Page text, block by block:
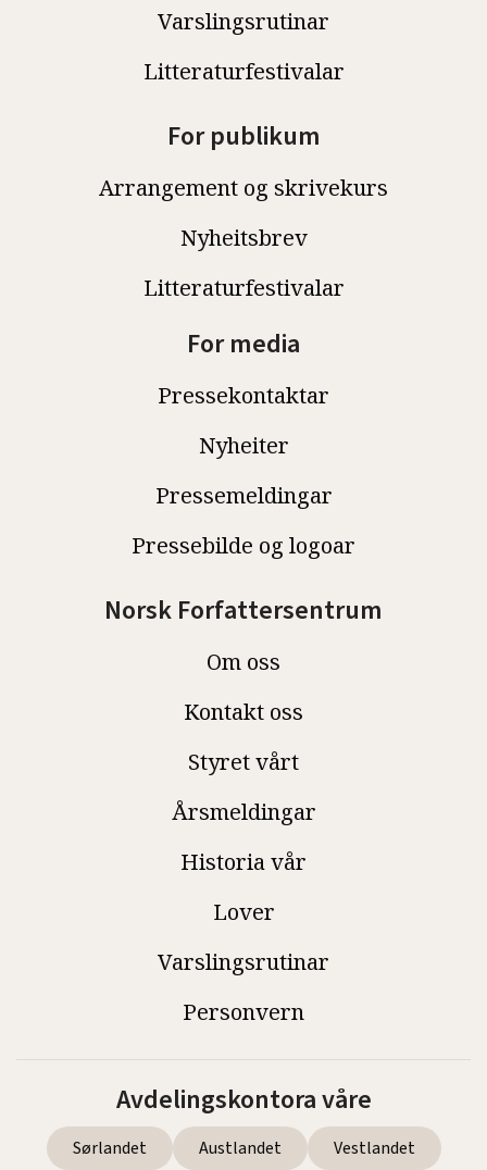
Varslingsrutinar
Litteraturfestivalar
For publikum
Arrangement og skrivekurs
Nyheitsbrev
Litteraturfestivalar
For media
Pressekontaktar
Nyheiter
Pressemeldingar
Pressebilde og logoar
Norsk Forfattersentrum
Om oss
Kontakt oss
Styret vårt
Årsmeldingar
Historia vår
Lover
Varslingsrutinar
Personvern
Avdelingskontora våre
Sørlandet Austlandet Vestlandet